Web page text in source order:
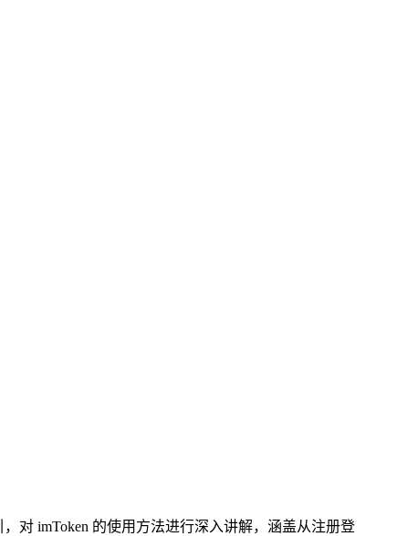
对 imToken 的使用方法进行深入讲解，涵盖从注册登